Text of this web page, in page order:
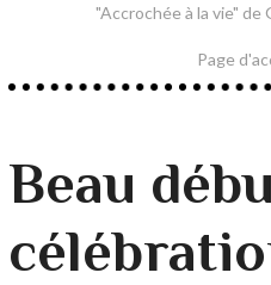
"Accrochée à la vie" de
Page
Beau